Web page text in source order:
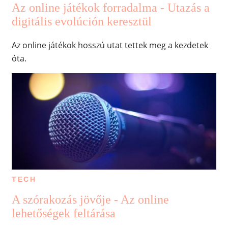
Az online játékok forradalma - Utazás a
digitális evolúción keresztül
Az online játékok hosszú utat tettek meg a kezdetek
óta.
TECH
A szórakozás jövője - Az online
lehetőségek feltárása